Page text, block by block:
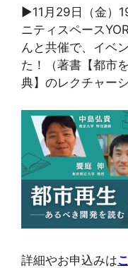
▶11月29日（金）
ニティスペース
んと共催で、イベ
た！（著書【都市
典】のレクチャーシ
詳細やお申込みは